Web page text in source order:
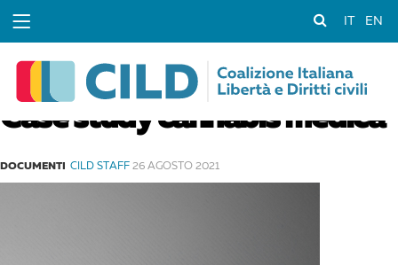
EN
Case study cannabis medica
DOCUMENTI CILD STAFF 26 AGOSTO 2021